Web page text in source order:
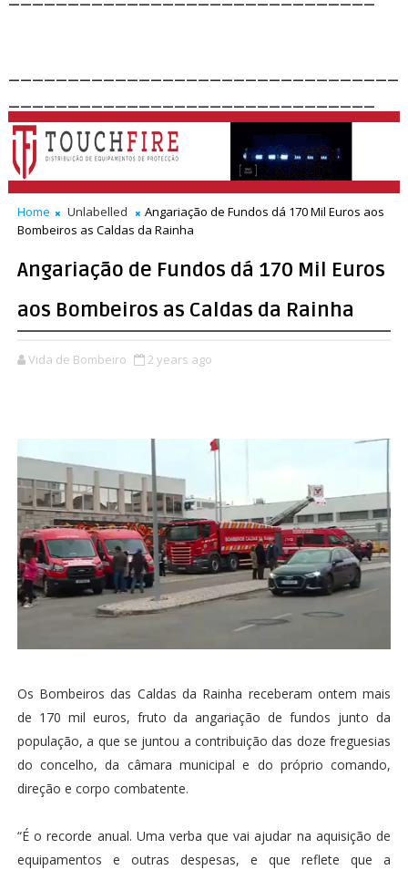
Home Unlabelled
Angariação de Fundos dá 170 Mil Euros aos
Bombeiros as Caldas da Rainha
Angariação de Fundos dá 170 Mil Euros
aos Bombeiros as Caldas da Rainha
Vida de Bombeiro 2 years ago
Os Bombeiros das Caldas da Rainha receberam ontem mais
de 170 mil euros, fruto da angariação de fundos junto da
população, a que se juntou a contribuição das doze freguesias
do concelho, da câmara municipal e do próprio comando,
direção e corpo combatente.
“É o recorde anual. Uma verba que vai ajudar na aquisição de
equipamentos e outras despesas, e que reflete que a